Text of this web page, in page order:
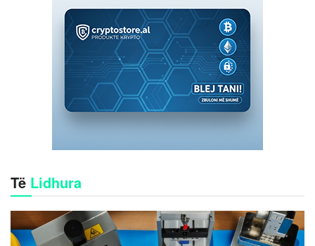
Të Lidhura